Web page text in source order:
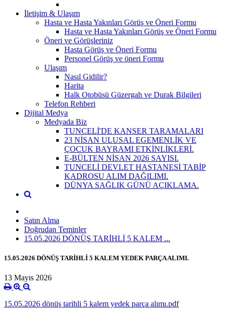
İletişim & Ulaşım
Hasta ve Hasta Yakınları Görüş ve Öneri Formu
Hasta ve Hasta Yakınları Görüş ve Öneri Formu
Öneri ve Görüşleriniz
Hasta Görüş ve Öneri Formu
Personel Görüş ve öneri Formu
Ulaşım
Nasıl Gidilir?
Harita
Halk Otobüsü Güzergah ve Durak Bilgileri
Telefon Rehberi
Dijital Medya
Medyada Biz
TUNCELİ'DE KANSER TARAMALARI
23 NİSAN ULUSAL EGEMENLİK VE
ÇOCUK BAYRAMI ETKİNLİKLERİ.
E-BÜLTEN NİSAN 2026 SAYISI.
TUNCELİ DEVLET HASTANESİ TABİP
KADROSU ALIM DAĞILIMI.
DÜNYA SAĞLIK GÜNÜ AÇIKLAMA.
Satın Alma
Doğrudan Teminler
15.05.2026 DÖNÜŞ TARİHLİ 5 KALEM ...
15.05.2026 DÖNÜŞ TARİHLİ 5 KALEM YEDEK PARÇA ALIMI.
13 Mayıs 2026
15.05.2026 dönüş tarihli 5 kalem yedek parça alımı.pdf